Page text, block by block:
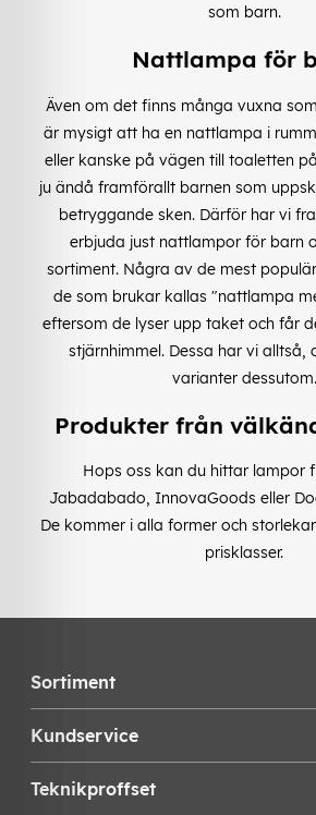
som barn.
Nattlampa för
Även om det finns många vuxna
är mysigt att ha en nattlampa i
eller kanske på vägen till toaletten
ju ändå framförallt barnen som
betryggande sken. Därför har vi
erbjuda just nattlampor för barn
sortiment. Några av de mest
de som brukar kallas "nattlampa
eftersom de lyser upp taket och får
stjärnhimmel. Dessa har vi alltså,
varianter dessutom.
Produkter från
Hops oss kan du hittar lampor
Jabadabado, InnovaGoods eller
De kommer i alla former och
prisklasser.
Sortiment
Kundservice
Teknikproffset